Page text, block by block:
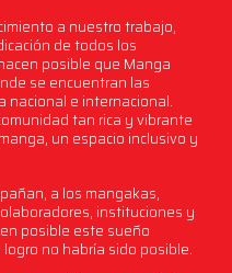
a nuestro trabajo,
de todos los
posible que Manga
se encuentran las
nacional e internacional.
tan rica y vibrante
un espacio inclusivo y
a los mangakas,
instituciones y
posible este sueño
no habría sido posible.